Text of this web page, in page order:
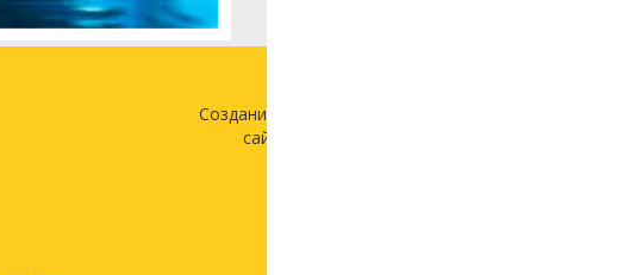
Создание и продвижение
сайта —